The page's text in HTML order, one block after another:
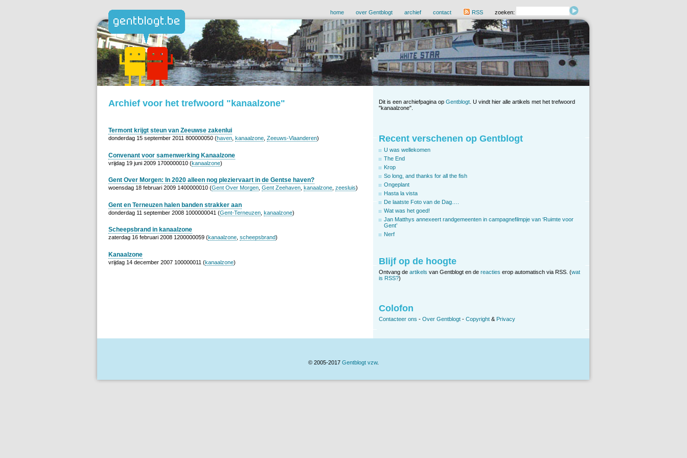
home over Gentblogt archief contact RSS zoeken:
Archief voor het trefwoord "kanaalzone"
Termont krijgt steun van Zeeuwse zakenlui
donderdag 15 september 2011 800000050 (haven kanaalzone Zeeuws-Vlaanderen)
Convenant voor samenwerking Kanaalzone
vrijdag 19 juni 2009 1700000010 (kanaalzone)
Gent Over Morgen: In 2020 alleen nog pleziervaart in de Gentse haven?
woensdag 18 februari 2009 1400000010 (Gent Over Morgen Gent Zeehaven kanaalzone zeesluis)
Gent en Terneuzen halen banden strakker aan
donderdag 11 september 2008 1000000041 (Gent-Terneuzen kanaalzone)
Scheepsbrand in kanaalzone
zaterdag 16 februari 2008 1200000059 (kanaalzone scheepsbrand)
Kanaalzone
vrijdag 14 december 2007 100000011 (kanaalzone)
Dit is een archiefpagina op Gentblogt . U vindt hier alle artikels met het trefwoord
"kanaalzone".
Recent verschenen op Gentblogt
U was wellekomen
The End
Krop
So long, and thanks for all the fish
Ongeplant
Hasta la vista
De laatste Foto van de Dag….
Wat was het goed!
Jan Matthys annexeert randgemeenten in campagnefilmpje van ‘Ruimte voor
Gent’
Nerf
Blijf op de hoogte
Ontvang de artikels van Gentblogt en de reacties erop automatisch via RSS. (wat
is RSS?)
Colofon
Contacteer ons - Over Gentblogt - Copyright & Privacy
© 2005-2017 Gentblogt vzw.